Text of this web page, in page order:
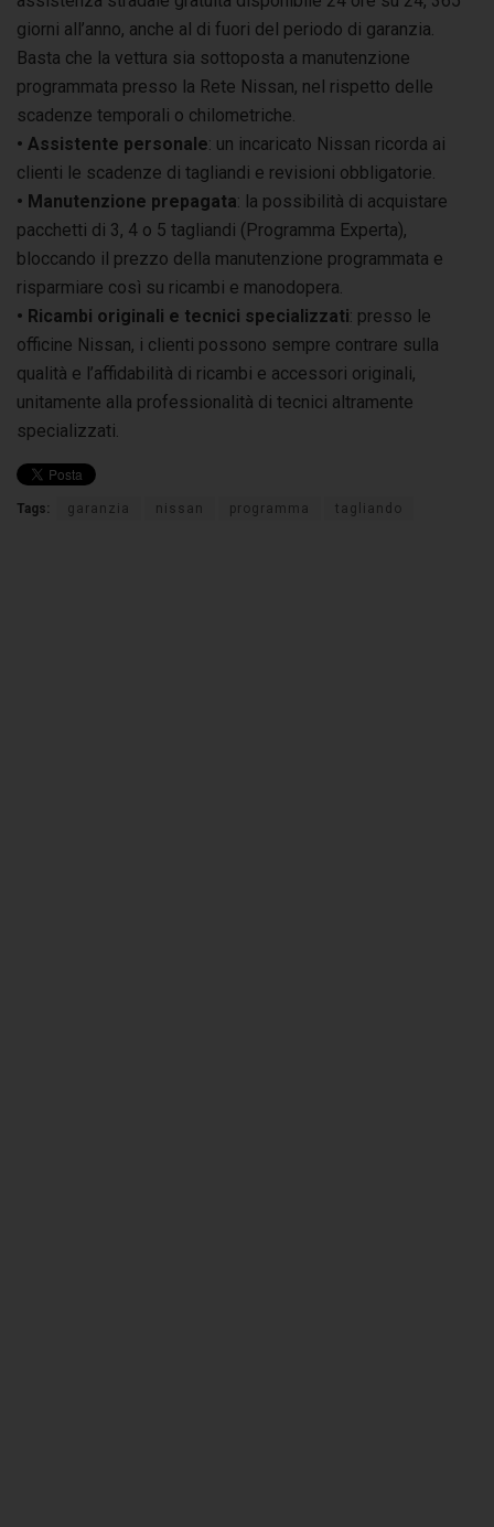
giorni all’anno, anche al di fuori del periodo di garanzia.
Basta che la vettura sia sottoposta a manutenzione
programmata presso la Rete Nissan, nel rispetto delle
scadenze temporali o chilometriche.
• Assistente personale: un incaricato Nissan ricorda ai
clienti le scadenze di tagliandi e revisioni obbligatorie.
• Manutenzione prepagata: la possibilità di acquistare
pacchetti di 3, 4 o 5 tagliandi (Programma Experta),
bloccando il prezzo della manutenzione programmata e
risparmiare così su ricambi e manodopera.
• Ricambi originali e tecnici specializzati: presso le
officine Nissan, i clienti possono sempre contrare sulla
qualità e l’affidabilità di ricambi e accessori originali,
unitamente alla professionalità di tecnici altramente
specializzati.
Tags: garanzia nissan programma tagliando